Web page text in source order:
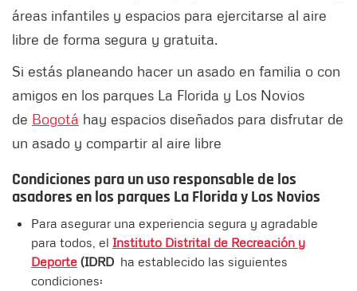
áreas infantiles y espacios para ejercitarse al aire
libre de forma segura y gratuita.
Si estás planeando hacer un asado en familia o con
amigos en los parques La Florida y Los Novios
de Bogotá hay espacios diseñados para disfrutar de
un asado y compartir al aire libre
Condiciones para un uso responsable de los
asadores en los parques La Florida y Los Novios
Para asegurar una experiencia segura y agradable
para todos, el Instituto Distrital de Recreación y
Deporte (IDRD ha establecido las siguientes
condiciones: